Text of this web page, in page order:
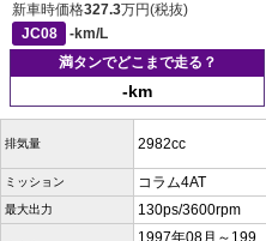
新車時価格327.3万円(税抜)
JC08
-km/L
満タンでどこまで走る？
-km
排気量 2982cc
ミッション コラム4AT
最大出力 130ps/3600rpm